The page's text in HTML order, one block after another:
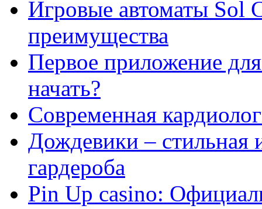
Игровые автоматы Sol
преимущества
Первое приложение
начать?
Современная
Дождевики – стильная
гардероба
Pin Up casino: